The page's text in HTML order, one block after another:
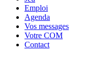
Emploi
Agenda
Vos messages
Votre COM
Contact